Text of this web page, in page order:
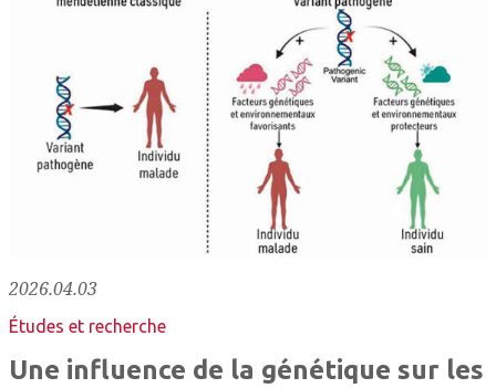
2026.04.03
Études et recherche
Une influence de la génétique sur les